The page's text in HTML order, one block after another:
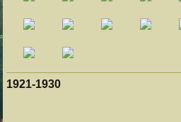
1921-1930